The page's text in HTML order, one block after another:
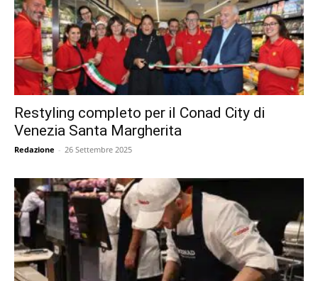
Restyling completo per il Conad City di
Venezia Santa Margherita
Redazione - 26 Settembre 2025